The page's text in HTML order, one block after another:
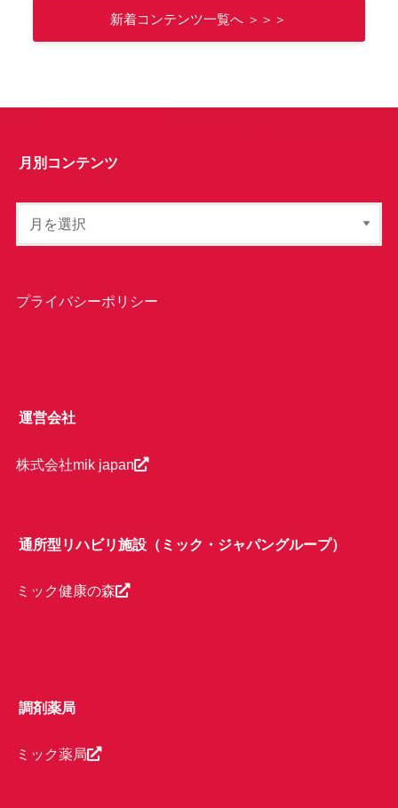
新着コンテンツ一覧へ ＞＞＞
月別コンテンツ
プライバシーポリシー
運営会社
株式会社mik japan
通所型リハビリ施設（ミック・ジャパングループ）
ミック健康の森
調剤薬局
ミック薬局